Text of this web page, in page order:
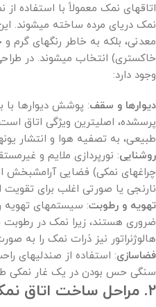
اتاقهای نمک معمولاً با استفاده
نمک دریای مرده ساخته میشوند.
معدنی، بلکه به خاطر رنگهای گرم
خاکستری) انتخاب میشوند. در
وجود دارد:
دیوارها و سقف: پوشش دیوارها با
پرسشده، اصلیترین ویژگی اتاق
طبیعی، به تصفیه هوا و انتشار
روشنایی
چراغهای نمکی) فضایی آرامشبخش
نارنجی یا صورتی اغلب برای تقویت
تهویه و رطوبت
ضروری هستند، زیرا نمک در رطوبت
هالوژنراتور نیز ذرات نمک را به
فضاسازی: استفاده از صندلیهای
سنگی حس بودن در یک غار نمکی
۲. مراحل ساخت اتاق نمک